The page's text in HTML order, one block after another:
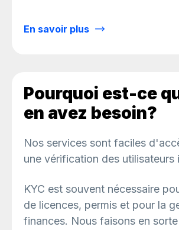
En savoir plus
Pourquoi est-ce
en avez besoin?
Nos services sont faciles
une vérification des utilisateurs
KYC est souvent nécessaire
de licences, permis et pour la
finances. Nous faisons en